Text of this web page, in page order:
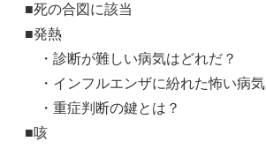
■死の合図に該当
■発熱
・診断が難しい病気はどれだ？
・インフルエンザに紛れた怖い病気
・重症判断の鍵とは？
■咳